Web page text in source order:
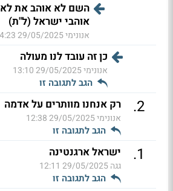
השם לא אוהב את לא
אוהבי ישראל (ל"ת)
אנונימי29/05/2025 14:23
כן זה עובד לנו מעולה
אנונימי29/05/2025 13:10
הגב לתגובה זו
2
. רק אנחנו מוותרים על אדמה
אנונימי29/05/2025 12:38
הגב לתגובה זו
1
. ישראל ארגנטינה
גגה29/05/2025 12:11
הגב לתגובה זו